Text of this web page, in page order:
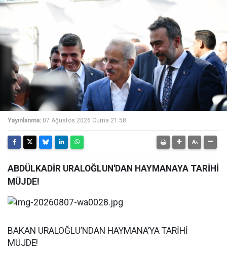
Yayınlanma: 07 Ağustos 2026 Cuma 21:58
ABDÜLKADİR URALOĞLUN'DAN HAYMANAYA TARİHİ
MÜJDE!
BAKAN URALOĞLU’NDAN HAYMANA’YA TARİHİ
MÜJDE!